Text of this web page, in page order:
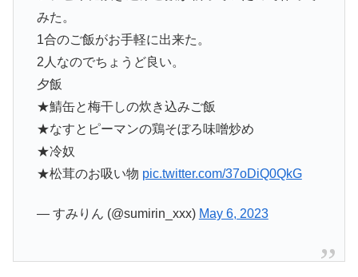
みた。
1合のご飯がお手軽に出来た。
2人なのでちょうど良い。
夕飯
★鯖缶と梅干しの炊き込みご飯
★なすとピーマンの鶏そぼろ味噌炒め
★冷奴
★松茸のお吸い物 pic.twitter.com/37oDiQ0QkG
— すみりん (@sumirin_xxx) May 6, 2023